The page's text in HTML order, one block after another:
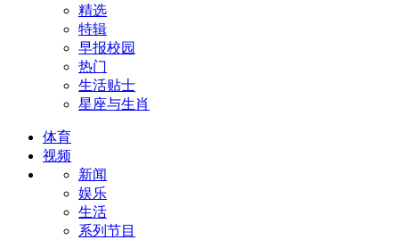
精选
特辑
早报校园
热门
生活贴士
星座与生肖
体育
视频
新闻
娱乐
生活
系列节目